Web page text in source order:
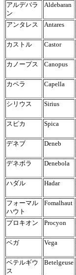
アルデバラ
ン
Aldebaran
アンタレス Antares
カストル
Castor
カノープス Canopus
カペラ Capella
シリウス Sirius
スピカ Spica
デネブ Deneb
デネボラ Denebola
ハダル Hadar
フォーマル
ハウト
Fomalhaut
プロキオン Procyon
ベガ Vega
ベテルギウ
ス
Betelgeuse